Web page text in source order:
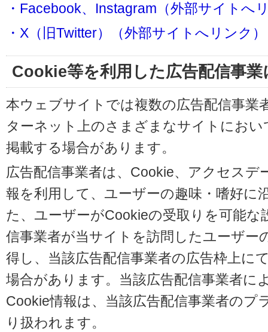
・Facebook、Instagram（外部サイトへ
・X（旧Twitter）（外部サイトへリンク）
Cookie等を利用した広告配信事
本ウェブサイトでは複数の広告配信事業
ターネット上のさまざまなサイトにお
掲載する場合があります。
広告配信事業者は、Cookie、アクセスデ
報を利用して、ユーザーの趣味・嗜好に
た、ユーザーがCookieの受取りを可能
信事業者が当サイトを訪問したユーザー
得し、当該広告配信事業者の広告枠上に
場合があります。当該広告配信事業者に
Cookie情報は、当該広告配信事業者のプ
り扱われます。